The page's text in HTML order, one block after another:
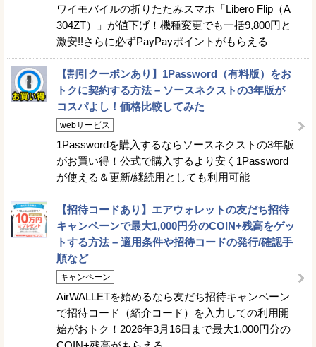
ワイモバイルの折りたたみスマホ「Libero Flip（A
304ZT）」が値下げ！機種変更でも一括9,800円と
激安!!さらに必ずPayPayポイントがもらえる
【割引クーポンあり】1Password（有料版）をお
トクに契約する方法 – ソースネクストの3年版が
コスパよし！価格比較してみた
webサービス
1Passwordを購入するならソースネクストの3年版
がお買い得！公式で購入するより安く1Password
が使える＆更新/継続用としても利用可能
【招待コードあり】エアウォレットの友だち招待
キャンペーンで最大1,000円分のCOIN+残高をゲッ
トする方法 – 適用条件や招待コードの発行/確認手
順など
キャンペーン
AirWALLETを始めるなら友だち招待キャンペーン
で招待コード（紹介コード）を入力しての利用開
始がおトク！2026年3月16日まで最大1,000円分の